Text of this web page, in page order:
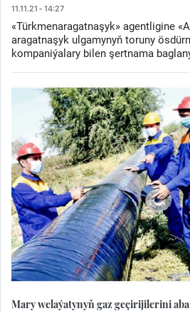
11.11.21 - 14:27
«Türkmenaragatnaşyk» agentligine
aragatnaşyk ulgamynyň toruny
kompaniýalary bilen şertnama
Mary welaýatynyň gaz geçirijilerini